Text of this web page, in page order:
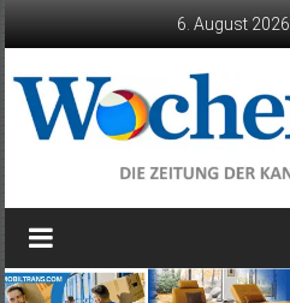
6. August 2026
Wochenblatt
die
Zeitung